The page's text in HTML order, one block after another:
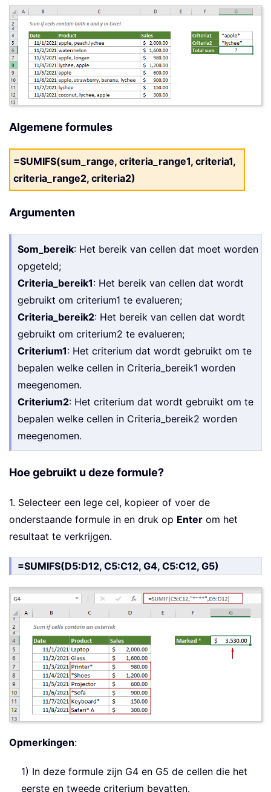
Algemene formules
=SUMIFS(sum_range, criteria_range1, criteria1,
criteria_range2, criteria2)
Argumenten
Som_bereik: Het bereik van cellen dat moet worden
opgeteld;
Criteria_bereik1: Het bereik van cellen dat wordt
gebruikt om criterium1 te evalueren;
Criteria_bereik2: Het bereik van cellen dat wordt
gebruikt om criterium2 te evalueren;
Criterium1: Het criterium dat wordt gebruikt om te
bepalen welke cellen in Criteria_bereik1 worden
meegenomen.
Criterium2: Het criterium dat wordt gebruikt om te
bepalen welke cellen in Criteria_bereik2 worden
meegenomen.
Hoe gebruikt u deze formule?
1. Selecteer een lege cel, kopieer of voer de
onderstaande formule in en druk op Enter om het
resultaat te verkrijgen.
=SUMIFS(D5:D12, C5:C12, G4, C5:C12, G5)
Opmerkingen:
1) In deze formule zijn G4 en G5 de cellen die het
eerste en tweede criterium bevatten.